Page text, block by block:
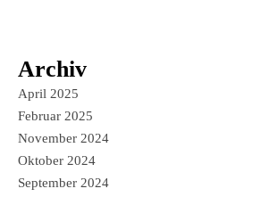
Archiv
April 2025
Februar 2025
November 2024
Oktober 2024
September 2024